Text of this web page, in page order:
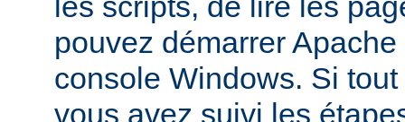
pouvez démarrer
console Windows. Si
vous avez suivi les